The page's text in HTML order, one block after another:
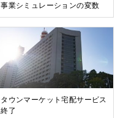
事業シミュレーションの変数
タウンマーケット宅配サービス
終了